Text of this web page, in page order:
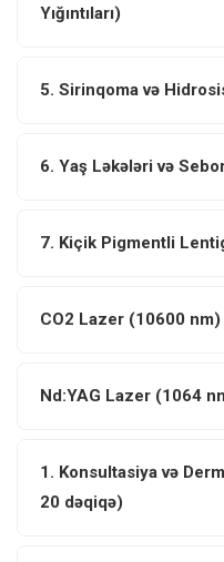
Yığıntıları)
5. Sirinqoma və
6. Yaş Ləkələri və
7. Kiçik Pigmentli
CO2 Lazer (10600 nm)
Nd:YAG Lazer (1064
1. Konsultasiya və
20 dəqiqə)